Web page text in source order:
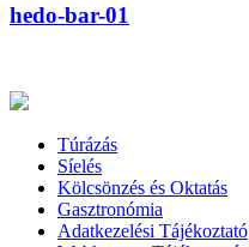
hedo-bar-01
Túrázás
Síelés
Kölcsönzés és Oktatás
Gasztronómia
Adatkezelési Tájékoztató